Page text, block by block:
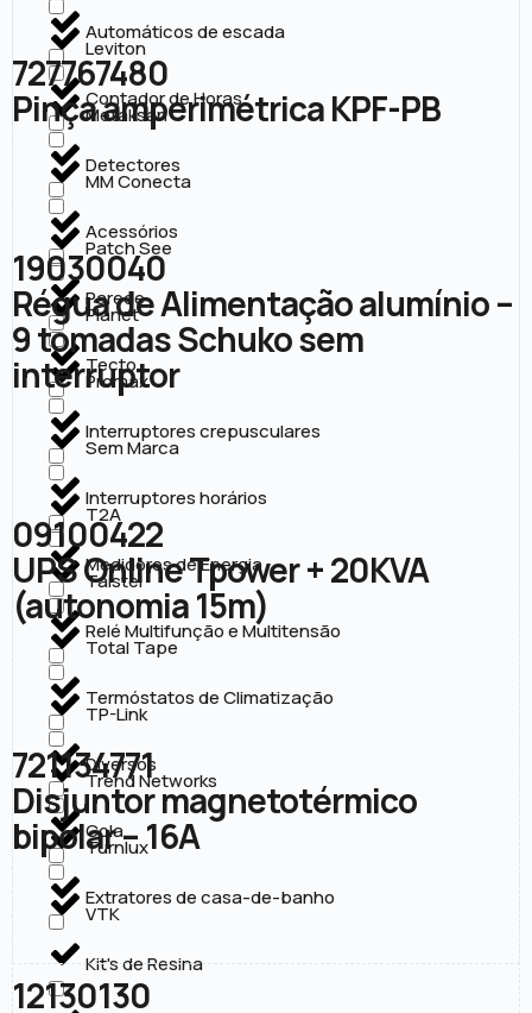
Automáticos de escada
Contador de Horas
Detectores
Acessórios
Parede
Tecto
Interruptores crepusculares
Interruptores horários
Medidores de Energia
Relé Multifunção e Multitensão
Termóstatos de Climatização
Diversos
Cola
Extratores de casa-de-banho
Kit's de Resina
Leviton
Metaksan
MM Conecta
Patch See
Planet
Promax
Sem Marca
T2A
Taistel
Total Tape
TP-Link
Trend Networks
Turnlux
VTK
727767480
Pinça amperimétrica KPF-PB
19030040
Régua de Alimentação alumínio –
9 tomadas Schuko sem
interruptor
09100422
UPS Online Tpower + 20KVA
(autonomia 15m)
721134771
Disjuntor magnetotérmico
bipolar – 16A
12130130